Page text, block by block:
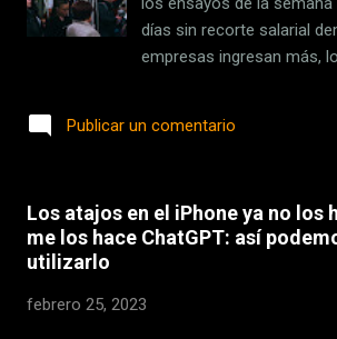
Language Model Meta AI ,
lenguaje que la compañía
matiz es importante.
días sin recorte salarial
empresas ingresan más,
hay estudios que indican
físicamente a su oficina.
recientemente se ha
desplazamiento al trabajo
Publicar un comentario
Los atajos en el iPhone ya no los
me los hace ChatGPT: así
utilizarlo
febrero 25, 2023